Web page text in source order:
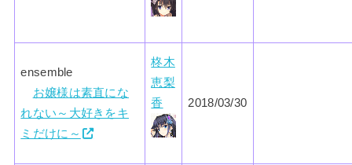
ensemble
お嬢様は素直にな
れない～大好きをキ
ミだけに～
柊木
恵梨
香
2018/03/30